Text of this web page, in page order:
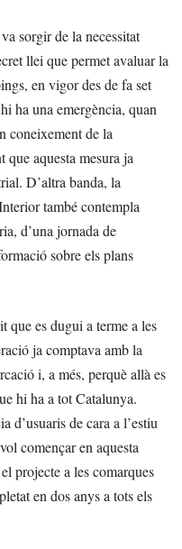
sorgir de la necessitat
llei que permet avaluar la
en vigor des de fa set
ha una emergència, quan
coneixement de la
que aquesta mesura ja
D’altra banda, la
també contempla
d’una jornada de
sobre els plans
que es dugui a terme a les
ja comptava amb la
i, a més, perquè allà es
hi ha a tot Catalunya.
d’usuaris de cara a l’estiu
començar en aquesta
projecte a les comarques
en dos anys a tots els